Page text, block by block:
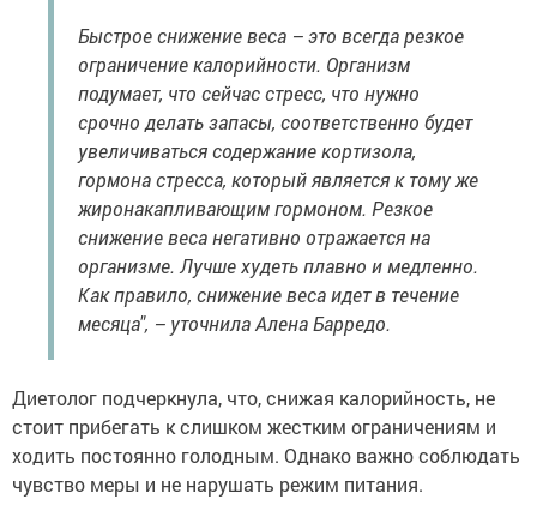
Быстрое снижение веса – это всегда резкое
ограничение калорийности. Организм
подумает, что сейчас стресс, что нужно
срочно делать запасы, соответственно будет
увеличиваться содержание кортизола,
гормона стресса, который является к тому же
жиронакапливающим гормоном. Резкое
снижение веса негативно отражается на
организме. Лучше худеть плавно и медленно.
Как правило, снижение веса идет в течение
месяца", – уточнила Алена Барредо.
Диетолог подчеркнула, что, снижая калорийность, не
стоит прибегать к слишком жестким ограничениям и
ходить постоянно голодным. Однако важно соблюдать
чувство меры и не нарушать режим питания.